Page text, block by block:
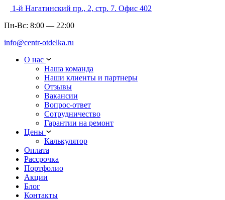
1-й Нагатинский пр., 2, стр. 7. Офис 402
Пн-Вс: 8:00 — 22:00
info@centr-otdelka.ru
О нас
Наша команда
Наши клиенты и партнеры
Отзывы
Вакансии
Вопрос-ответ
Сотрудничество
Гарантии на ремонт
Цены
Калькулятор
Оплата
Рассрочка
Портфолио
Акции
Блог
Контакты